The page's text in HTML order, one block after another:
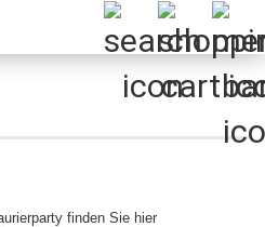
finden Sie hier